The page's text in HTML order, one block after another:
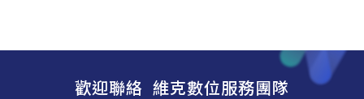
歡迎聯絡 維克數位服務團隊